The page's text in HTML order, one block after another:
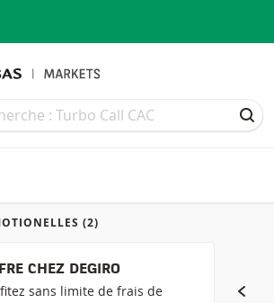
sur le site
(2)
CHEZ DEGIRO
sans limite de frais de